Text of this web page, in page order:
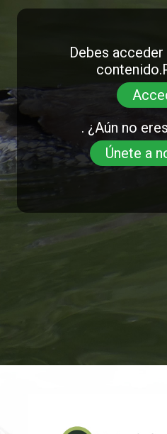
Debes
. ¿Aún no
Únete a